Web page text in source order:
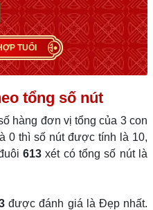
TUỔI
tổng số nút
hàng đơn vị tổng của 3 con
0 thì số nút được tính là 10,
613 xét có tổng số nút là
được đánh giá là Đẹp nhất.